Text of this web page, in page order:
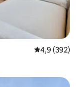
Évaluation
4,9 (392)